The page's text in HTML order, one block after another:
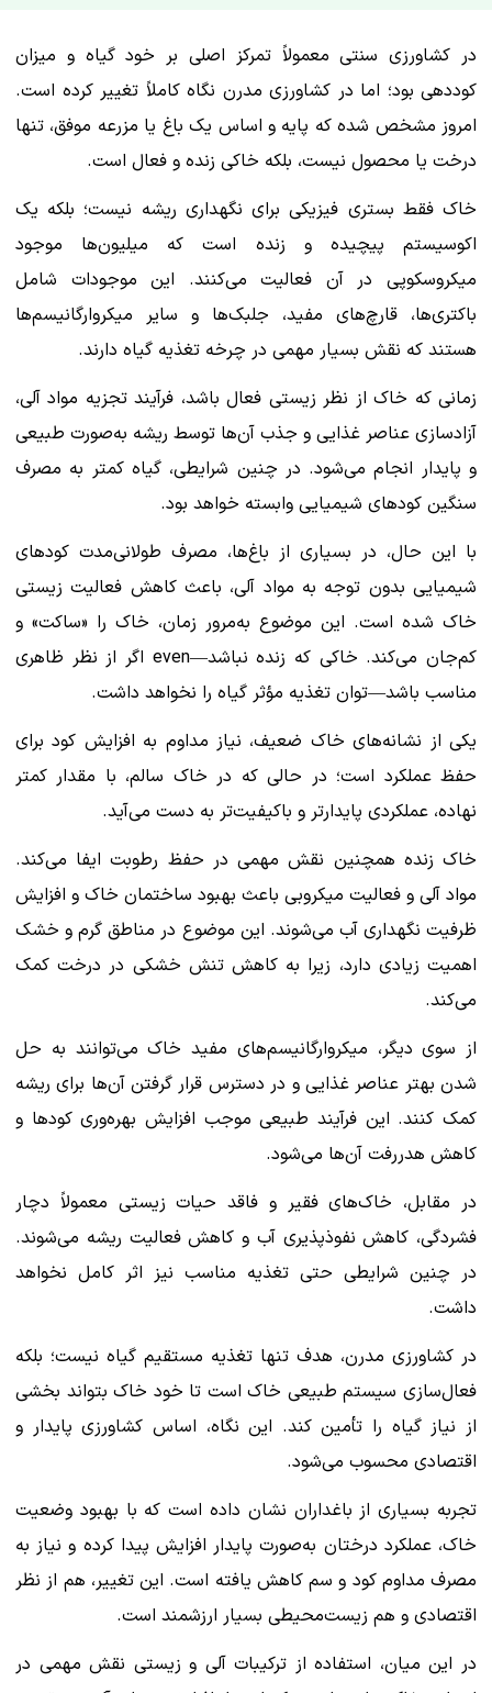
در کشاورزی سنتی معمولاً تمرکز اصلی بر خود گیاه و میزان
کوددهی بود؛ اما در کشاورزی مدرن نگاه کاملاً تغییر کرده است.
امروز مشخص شده که پایه و اساس یک باغ یا مزرعه موفق، تنها
درخت یا محصول نیست، بلکه خاکی زنده و فعال است.
خاک فقط بستری فیزیکی برای نگهداری ریشه نیست؛ بلکه یک
اکوسیستم پیچیده و زنده است که میلیون‌ها موجود
میکروسکوپی در آن فعالیت می‌کنند. این موجودات شامل
باکتری‌ها، قارچ‌های مفید، جلبک‌ها و سایر میکروارگانیسم‌ها
هستند که نقش بسیار مهمی در چرخه تغذیه گیاه دارند.
زمانی که خاک از نظر زیستی فعال باشد، فرآیند تجزیه مواد آلی،
آزادسازی عناصر غذایی و جذب آن‌ها توسط ریشه به‌صورت طبیعی
و پایدار انجام می‌شود. در چنین شرایطی، گیاه کمتر به مصرف
سنگین کودهای شیمیایی وابسته خواهد بود.
با این حال، در بسیاری از باغ‌ها، مصرف طولانی‌مدت کودهای
شیمیایی بدون توجه به مواد آلی، باعث کاهش فعالیت زیستی
خاک شده است. این موضوع به‌مرور زمان، خاک را «ساکت» و
کم‌جان می‌کند. خاکی که زنده نباشد—even اگر از نظر ظاهری
مناسب باشد—توان تغذیه مؤثر گیاه را نخواهد داشت.
یکی از نشانه‌های خاک ضعیف، نیاز مداوم به افزایش کود برای
حفظ عملکرد است؛ در حالی که در خاک سالم، با مقدار کمتر
نهاده، عملکردی پایدارتر و باکیفیت‌تر به دست می‌آید.
خاک زنده همچنین نقش مهمی در حفظ رطوبت ایفا می‌کند.
مواد آلی و فعالیت میکروبی باعث بهبود ساختمان خاک و افزایش
ظرفیت نگهداری آب می‌شوند. این موضوع در مناطق گرم و خشک
اهمیت زیادی دارد، زیرا به کاهش تنش خشکی در درخت کمک
می‌کند.
از سوی دیگر، میکروارگانیسم‌های مفید خاک می‌توانند به حل
شدن بهتر عناصر غذایی و در دسترس قرار گرفتن آن‌ها برای ریشه
کمک کنند. این فرآیند طبیعی موجب افزایش بهره‌وری کودها و
کاهش هدررفت آن‌ها می‌شود.
در مقابل، خاک‌های فقیر و فاقد حیات زیستی معمولاً دچار
فشردگی، کاهش نفوذپذیری آب و کاهش فعالیت ریشه می‌شوند.
در چنین شرایطی حتی تغذیه مناسب نیز اثر کامل نخواهد
داشت.
در کشاورزی مدرن، هدف تنها تغذیه مستقیم گیاه نیست؛ بلکه
فعال‌سازی سیستم طبیعی خاک است تا خود خاک بتواند بخشی
از نیاز گیاه را تأمین کند. این نگاه، اساس کشاورزی پایدار و
اقتصادی محسوب می‌شود.
تجربه بسیاری از باغداران نشان داده است که با بهبود وضعیت
خاک، عملکرد درختان به‌صورت پایدار افزایش پیدا کرده و نیاز به
مصرف مداوم کود و سم کاهش یافته است. این تغییر، هم از نظر
اقتصادی و هم زیست‌محیطی بسیار ارزشمند است.
در این میان، استفاده از ترکیبات آلی و زیستی نقش مهمی در